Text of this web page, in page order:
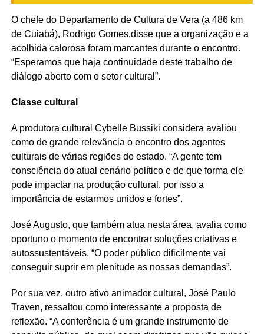
O chefe do Departamento de Cultura de Vera (a 486 km
de Cuiabá), Rodrigo Gomes,disse que a organização e a
acolhida calorosa foram marcantes durante o encontro.
“Esperamos que haja continuidade deste trabalho de
diálogo aberto com o setor cultural”.
Classe cultural
A produtora cultural Cybelle Bussiki considera avaliou
como de grande relevância o encontro dos agentes
culturais de várias regiões do estado. “A gente tem
consciência do atual cenário político e de que forma ele
pode impactar na produção cultural, por isso a
importância de estarmos unidos e fortes”.
José Augusto, que também atua nesta área, avalia como
oportuno o momento de encontrar soluções criativas e
autossustentáveis. “O poder público dificilmente vai
conseguir suprir em plenitude as nossas demandas”.
Por sua vez, outro ativo animador cultural, José Paulo
Traven, ressaltou como interessante a proposta de
reflexão. “A conferência é um grande instrumento de